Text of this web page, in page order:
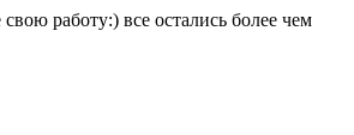
работу:) все остались более чем